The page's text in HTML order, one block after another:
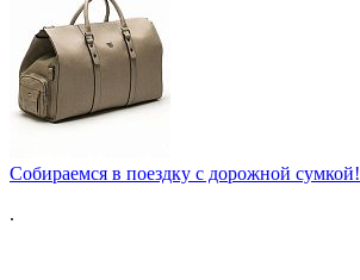
Собираемся в поездку с дорожной сумкой!
.